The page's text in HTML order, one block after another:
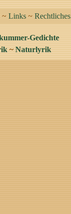
~ Links ~ Rechtliches
Gedichte
~ Naturlyrik